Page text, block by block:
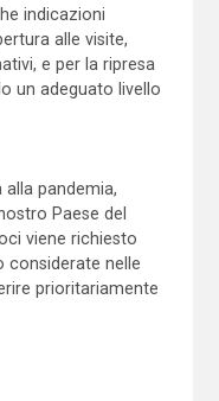
indicazioni
alle visite,
e per la ripresa
un adeguato livello
alla pandemia,
Paese del
viene richiesto
considerate nelle
prioritariamente